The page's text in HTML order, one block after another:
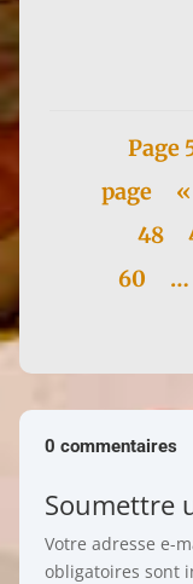
Page
page
«
48
60
…
0 commentaires
Soumettre
Votre adresse e-
obligatoires sont